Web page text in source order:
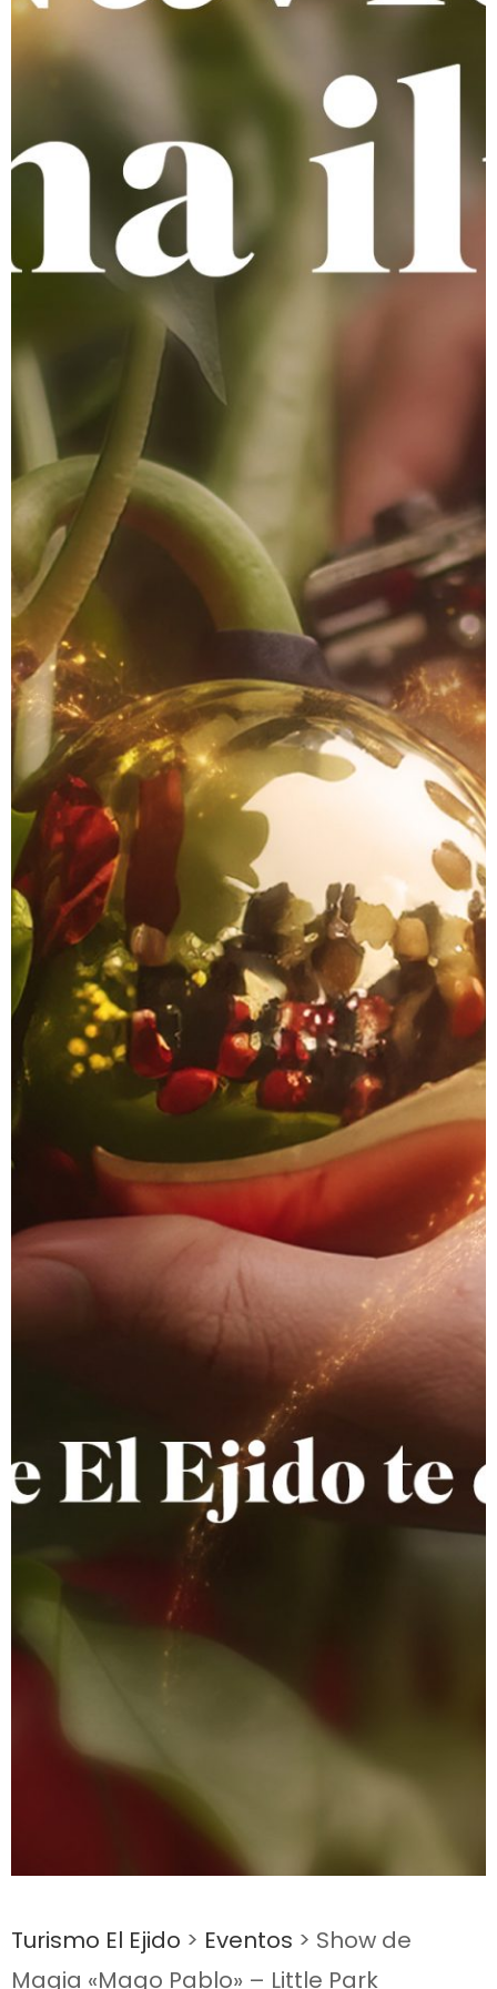
Turismo El Ejido > Eventos > Show de
Magia «Mago Pablo» – Little Park